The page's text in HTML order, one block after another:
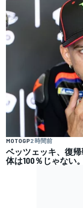
MOTOGP2 時間前
ベッツェッキ、復
体は100％じゃない